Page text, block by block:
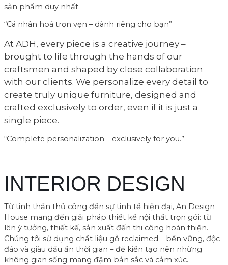
sản phẩm duy nhất.
“Cá nhân hoá trọn vẹn – dành riêng cho bạn”
At ADH, every piece is a creative journey –
brought to life through the hands of our
craftsmen and shaped by close collaboration
with our clients. We personalize every detail to
create truly unique furniture, designed and
crafted exclusively to order, even if it is just a
single piece.
“Complete personalization – exclusively for you.”
INTERIOR DESIGN
Từ tinh thần thủ công đến sự tinh tế hiện đại, An Design
House mang đến giải pháp thiết kế nội thất trọn gói: từ
lên ý tưởng, thiết kế, sản xuất đến thi công hoàn thiện.
Chúng tôi sử dụng chất liệu gỗ reclaimed – bền vững, độc
đáo và giàu dấu ấn thời gian – để kiến tạo nên những
không gian sống mang đậm bản sắc và cảm xúc.